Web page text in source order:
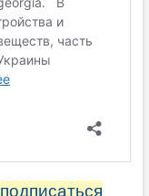
подписаться